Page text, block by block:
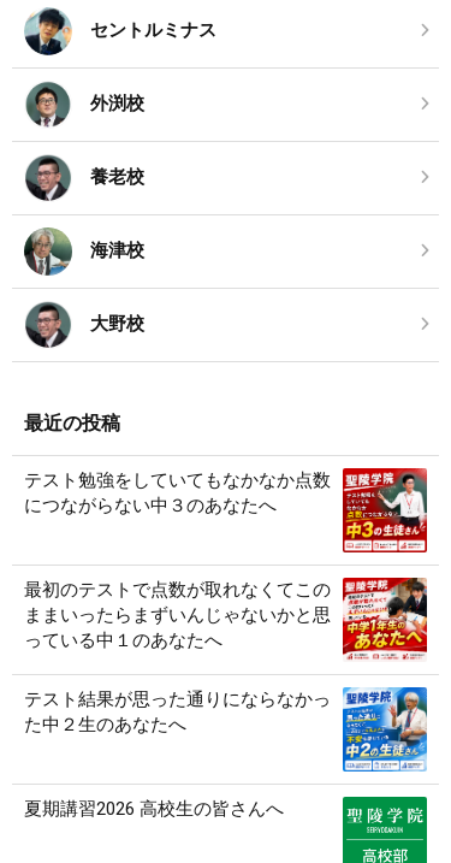
セントルミナス
外渕校
養老校
海津校
大野校
最近の投稿
テスト勉強をしていてもなかなか点数
につながらない中３のあなたへ
最初のテストで点数が取れなくてこの
ままいったらまずいんじゃないかと思
っている中１のあなたへ
テスト結果が思った通りにならなかっ
た中２生のあなたへ
夏期講習2026 高校生の皆さんへ